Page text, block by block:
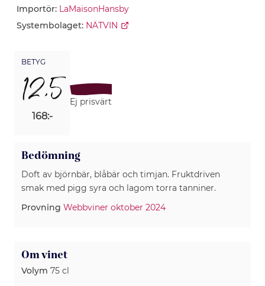
Importör: LaMaisonHansby
Systembolaget: NÄTVIN
BETYG
12,5
168:-
Ej prisvärt
Bedömning
Doft av björnbär, blåbär och timjan. Fruktdriven
smak med pigg syra och lagom torra tanniner.
Provning Webbviner oktober 2024
Om vinet
Volym 75 cl